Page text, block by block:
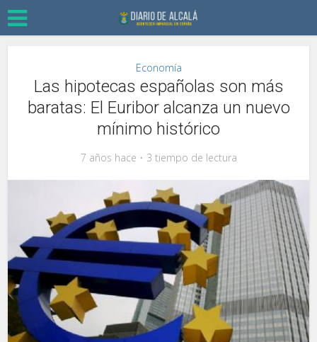
Economía
Las hipotecas españolas son más
baratas: El Euribor alcanza un nuevo
mínimo histórico
7 años hace 3 tiempo de lectura